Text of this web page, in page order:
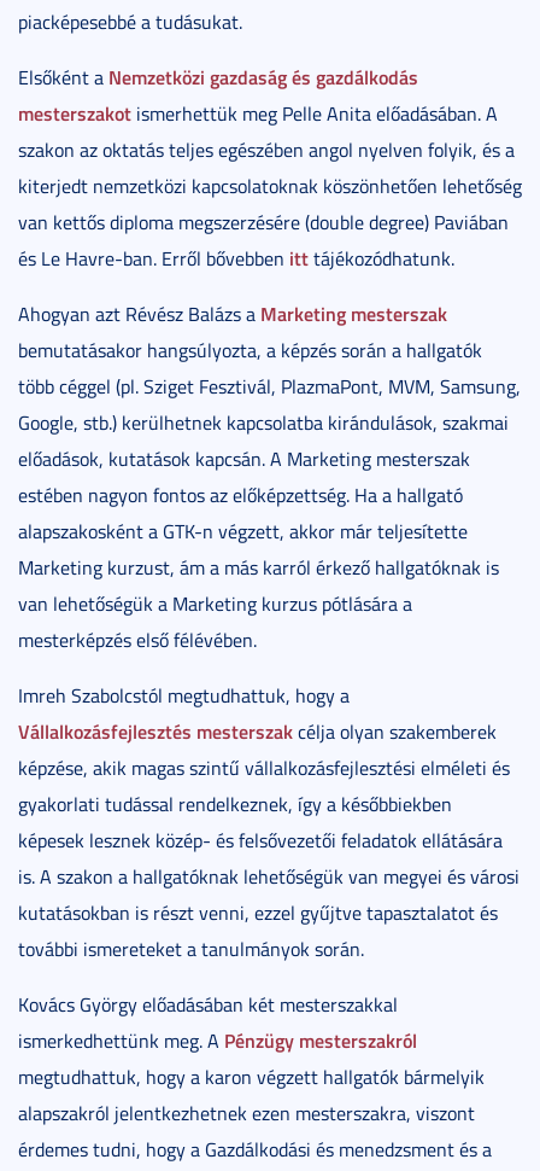
piacképesebbé a tudásukat.
Elsőként a Nemzetközi gazdaság és gazdálkodás
mesterszakot ismerhettük meg Pelle Anita előadásában. A
szakon az oktatás teljes egészében angol nyelven folyik, és a
kiterjedt nemzetközi kapcsolatoknak köszönhetően lehetőség
van kettős diploma megszerzésére (double degree) Paviában
és Le Havre-ban. Erről bővebben itttájékozódhatunk.
Ahogyan azt Révész Balázs a Marketing mesterszak
bemutatásakor hangsúlyozta, a képzés során a hallgatók
több céggel (pl. Sziget Fesztivál, PlazmaPont, MVM, Samsung,
Google, stb.) kerülhetnek kapcsolatba kirándulások, szakmai
előadások, kutatások kapcsán. A Marketing mesterszak
estében nagyon fontos az előképzettség. Ha a hallgató
alapszakosként a GTK-n végzett, akkor már teljesítette
Marketing kurzust, ám a más karról érkező hallgatóknak is
van lehetőségük a Marketing kurzus pótlására a
mesterképzés első félévében.
Imreh Szabolcstól megtudhattuk, hogy a
Vállalkozásfejlesztés mesterszakcélja olyan szakemberek
képzése, akik magas szintű vállalkozásfejlesztési elméleti és
gyakorlati tudással rendelkeznek, így a későbbiekben
képesek lesznek közép- és felsővezetői feladatok ellátására
is. A szakon a hallgatóknak lehetőségük van megyei és városi
kutatásokban is részt venni, ezzel gyűjtve tapasztalatot és
további ismereteket a tanulmányok során.
Kovács György előadásában két mesterszakkal
ismerkedhettünk meg. A Pénzügy mesterszakról
megtudhattuk, hogy a karon végzett hallgatók bármelyik
alapszakról jelentkezhetnek ezen mesterszakra, viszont
érdemes tudni, hogy a Gazdálkodási és menedzsment és a